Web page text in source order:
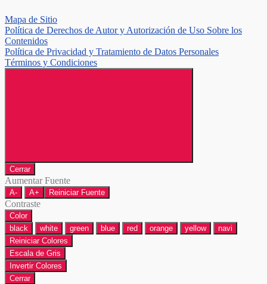
Mapa de Sitio
Política de Derechos de Autor y Autorización de Uso Sobre los
Contenidos
Política de Privacidad y Tratamiento de Datos Personales
Términos y Condiciones
Cerrar
Aumentar Fuente
A- A+ Reiniciar Fuente
Contraste
Color
black
white green blue red orange yellow
navi
Reiniciar Colores
Escala de Gris
Invertir Colores
Cerrar